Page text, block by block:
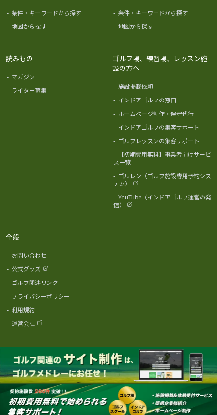
- 条件・キーワードから探す
- 地図から探す
- 条件・キーワードから探す
- 地図から探す
読みもの
- マガジン
- ライター募集
ゴルフ場、練習場、レッスン施
設の方へ
- 施設掲載依頼
- インドアゴルフの窓口
- ホームページ制作・保守代行
- インドアゴルフの集客サポート
- ゴルフレッスンの集客サポート
-
【初期費用無料】事業者向けサービ
ス一覧
- ゴルレン（ゴルフ施設専用予約シス
テム）
- YouTube（インドアゴルフ運営の発
信）
全般
- お問い合わせ
- 公式グッズ
- ゴルフ関連リンク
- プライバシーポリシー
- 利用規約
- 運営会社